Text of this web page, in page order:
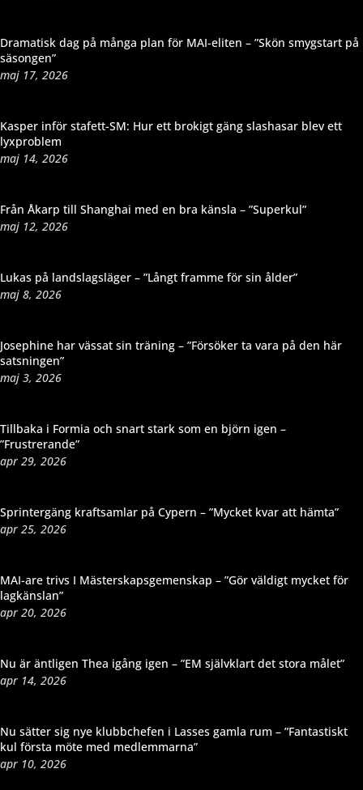
Dramatisk dag på många plan för MAI-eliten – ”Skön smygstart på
säsongen”
maj 17, 2026
Kasper inför stafett-SM: Hur ett brokigt gäng slashasar blev ett
lyxproblem
maj 14, 2026
Från Åkarp till Shanghai med en bra känsla – ”Superkul”
maj 12, 2026
Lukas på landslagsläger – ”Långt framme för sin ålder”
maj 8, 2026
Josephine har vässat sin träning – ”Försöker ta vara på den här
satsningen”
maj 3, 2026
Tillbaka i Formia och snart stark som en björn igen –
”Frustrerande”
apr 29, 2026
Sprintergäng kraftsamlar på Cypern – ”Mycket kvar att hämta”
apr 25, 2026
MAI-are trivs I Mästerskapsgemenskap – ”Gör väldigt mycket för
lagkänslan”
apr 20, 2026
Nu är äntligen Thea igång igen – ”EM självklart det stora målet”
apr 14, 2026
Nu sätter sig nye klubbchefen i Lasses gamla rum – ”Fantastiskt
kul första möte med medlemmarna”
apr 10, 2026